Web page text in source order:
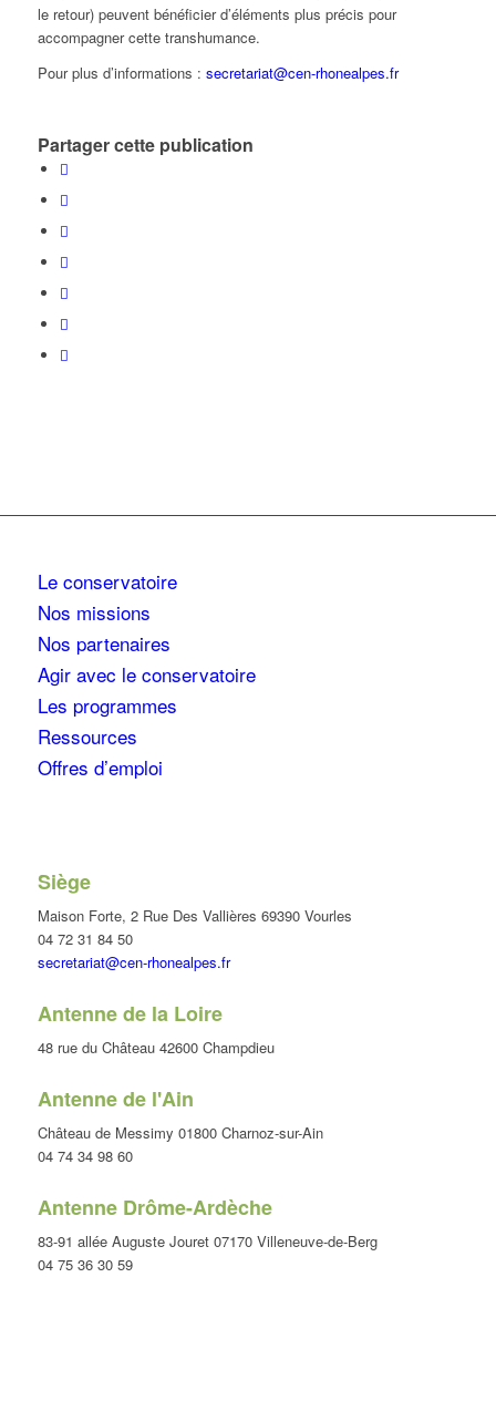
le retour) peuvent bénéficier d’éléments plus précis pour
accompagner cette transhumance.
Pour plus d’informations : secretariat@cen-rhonealpes.fr
Partager cette publication
Le conservatoire
Nos missions
Nos partenaires
Agir avec le conservatoire
Les programmes
Ressources
Offres d’emploi
Siège
Maison Forte, 2 Rue Des Vallières 69390 Vourles
04 72 31 84 50
secretariat@cen-rhonealpes.fr
Antenne de la Loire
48 rue du Château 42600 Champdieu
Antenne de l'Ain
Château de Messimy 01800 Charnoz-sur-Ain
04 74 34 98 60
Antenne Drôme-Ardèche
83-91 allée Auguste Jouret 07170 Villeneuve-de-Berg
04 75 36 30 59